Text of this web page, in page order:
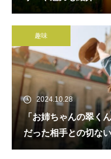
趣味
2024.10.28
「お姉ちゃんの翠く
だった相手との切な